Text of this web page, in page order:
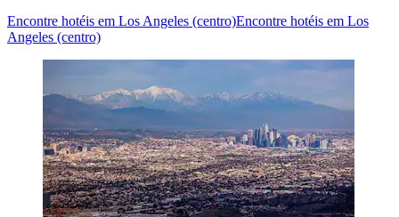
Encontre hotéis em Los Angeles (centro)Encontre hotéis em Los
Angeles (centro)